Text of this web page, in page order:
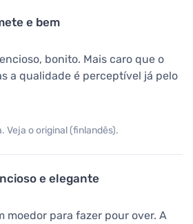
e bem
bonito. Mais caro que o
a qualidade é perceptível já pelo
Veja o original (finlandês).
e elegante
moedor para fazer pour over. A